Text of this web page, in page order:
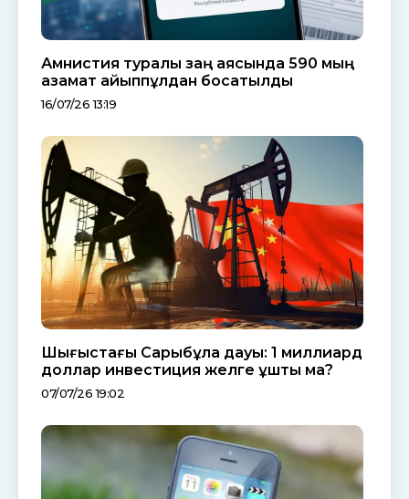
Амнистия туралы заң аясында 590 мың
азамат айыппұлдан босатылды
16/07/26 13:19
Шығыстағы Сарыбұлақ дауы: 1 миллиард
доллар инвестиция желге ұшты ма?
07/07/26 19:02